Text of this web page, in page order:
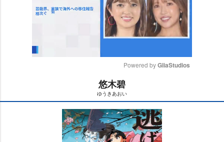
t
e
Powered by GliaStudios
悠木碧
ゆうきあおい